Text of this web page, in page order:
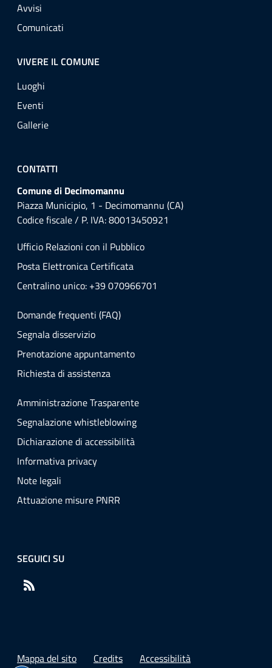
Avvisi
Comunicati
VIVERE IL COMUNE
Luoghi
Eventi
Gallerie
CONTATTI
Comune di Decimomannu
Piazza Municipio, 1 - Decimomannu (CA)
Codice fiscale / P. IVA: 80013450921
Ufficio Relazioni con il Pubblico
Posta Elettronica Certificata
Centralino unico: +39 070966701
Domande frequenti (FAQ)
Segnala disservizio
Prenotazione appuntamento
Richiesta di assistenza
Amministrazione Trasparente
Segnalazione whistleblowing
Dichiarazione di accessibilità
Informativa privacy
Note legali
Attuazione misure PNRR
SEGUICI SU
Mappa del sito Credits Accessibilità